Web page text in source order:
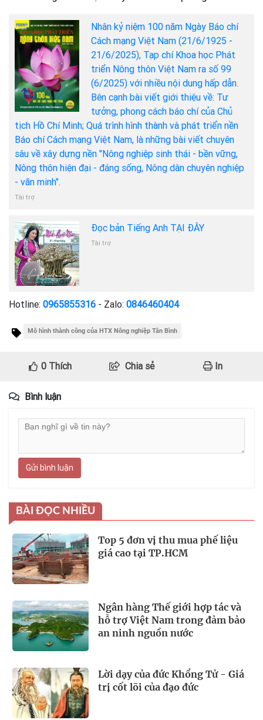
Nhân kỷ niệm 100 năm Ngày Báo chí
Cách mạng Việt Nam (21/6/1925 -
21/6/2025), Tạp chí Khoa học Phát
triển Nông thôn Việt Nam ra số 99
(6/2025) với nhiều nội dung hấp dẫn.
Bên cạnh bài viết giới thiệu về: Tư
tưởng, phong cách báo chí của Chủ
tịch Hồ Chí Minh; Quá trình hình thành và phát triển nền
Báo chí Cách mạng Việt Nam, là những bài viết chuyên
sâu về xây dựng nền "Nông nghiệp sinh thái - bền vững,
Nông thôn hiện đại - đáng sống, Nông dân chuyên nghiệp
- văn minh".
Tài trợ
Đọc bản Tiếng Anh TẠI ĐÂY
Tài trợ
Hotline: 0965855316 - Zalo: 0846460404
Mô hình thành công của HTX Nông nghiệp Tân Bình
0Thích Chia sẻ In
Bình luận
Gửi bình luận
BÀI ĐỌC NHIỀU
Top 5 đơn vị thu mua phế liệu
giá cao tại TP.HCM
Ngân hàng Thế giới hợp tác và
hỗ trợ Việt Nam trong đảm bảo
an ninh nguồn nước
Lời dạy của đức Khổng Tử - Giá
trị cốt lõi của đạo đức